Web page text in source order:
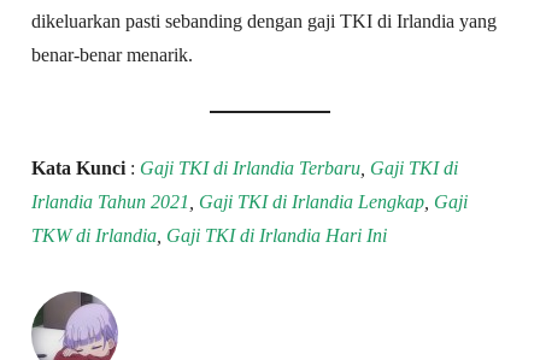
dikeluarkan pasti sebanding dengan gaji TKI di Irlandia yang
benar-benar menarik.
Kata Kunci : Gaji TKI di Irlandia Terbaru Gaji TKI di
Irlandia Tahun 2021
Gaji TKI di Irlandia Lengkap Gaji
TKW di Irlandia Gaji TKI di Irlandia Hari Ini